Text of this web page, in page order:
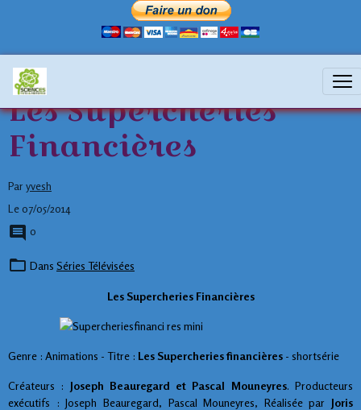
Les Supercheries
Financières
Par yvesh
Le 07/05/2014
0
Dans Séries Télévisées
Les Supercheries Financières
Genre : Animations - Titre : Les Supercheries financières - shortsérie
Créateurs : Joseph Beauregard et Pascal Mouneyres. Producteurs
exécutifs : Joseph Beauregard, Pascal Mouneyres, Réalisée par Joris